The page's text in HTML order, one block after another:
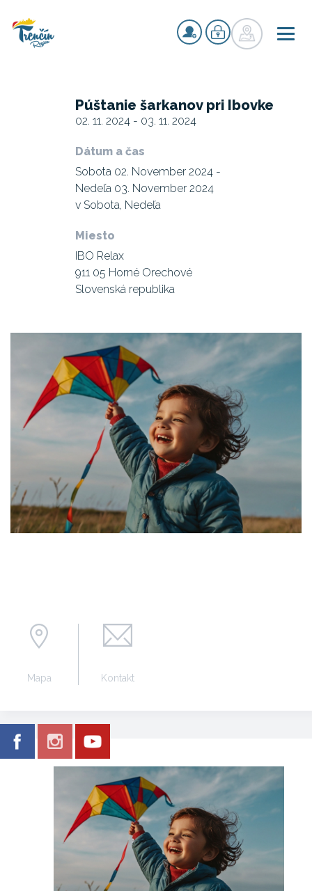
Púštanie šarkanov pri Ibovke
02. 11. 2024 - 03. 11. 2024
Dátum a čas
Sobota 02. November 2024 -
Nedeľa 03. November 2024
v Sobota, Nedeľa
Miesto
IBO Relax
911 05 Horné Orechové
Slovenská republika
Mapa Kontakt